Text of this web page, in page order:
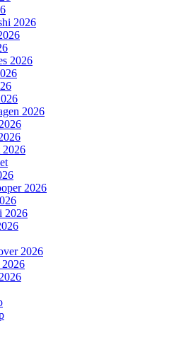
2026
2026
2026
2026
2026
2026
2026
2026